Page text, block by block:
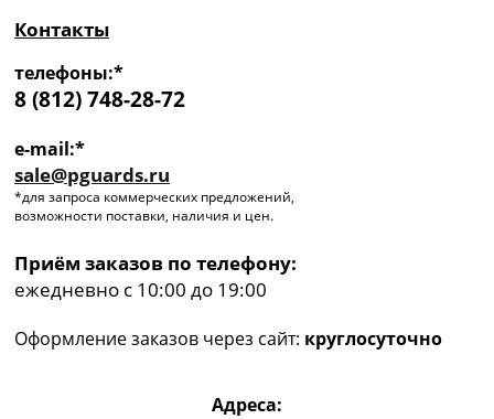
Контакты
телефоны:*
8 (812) 748-28-72
e-mail:*
sale@pguards.ru
*для запроса коммерческих предложений,
возможности поставки, наличия и цен.
Приём заказов по телефону:
ежедневно с 10:00 до 19:00
Оформление заказов через сайт: круглосуточно
Адреса: